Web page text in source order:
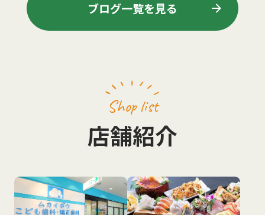
ブログ一覧を見る arrow_forward
Shop list
店舗紹介